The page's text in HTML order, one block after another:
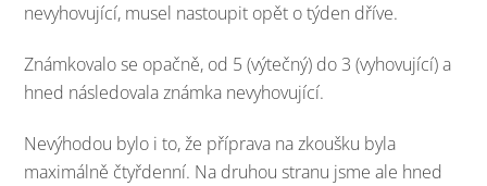
nevyhovující, musel nastoupit opět o týden dříve.
Známkovalo se opačně, od 5 (výtečný) do 3 (vyhovující) a
hned následovala známka nevyhovující.
Nevýhodou bylo i to, že příprava na zkoušku byla
maximálně čtyřdenní. Na druhou stranu jsme ale hned